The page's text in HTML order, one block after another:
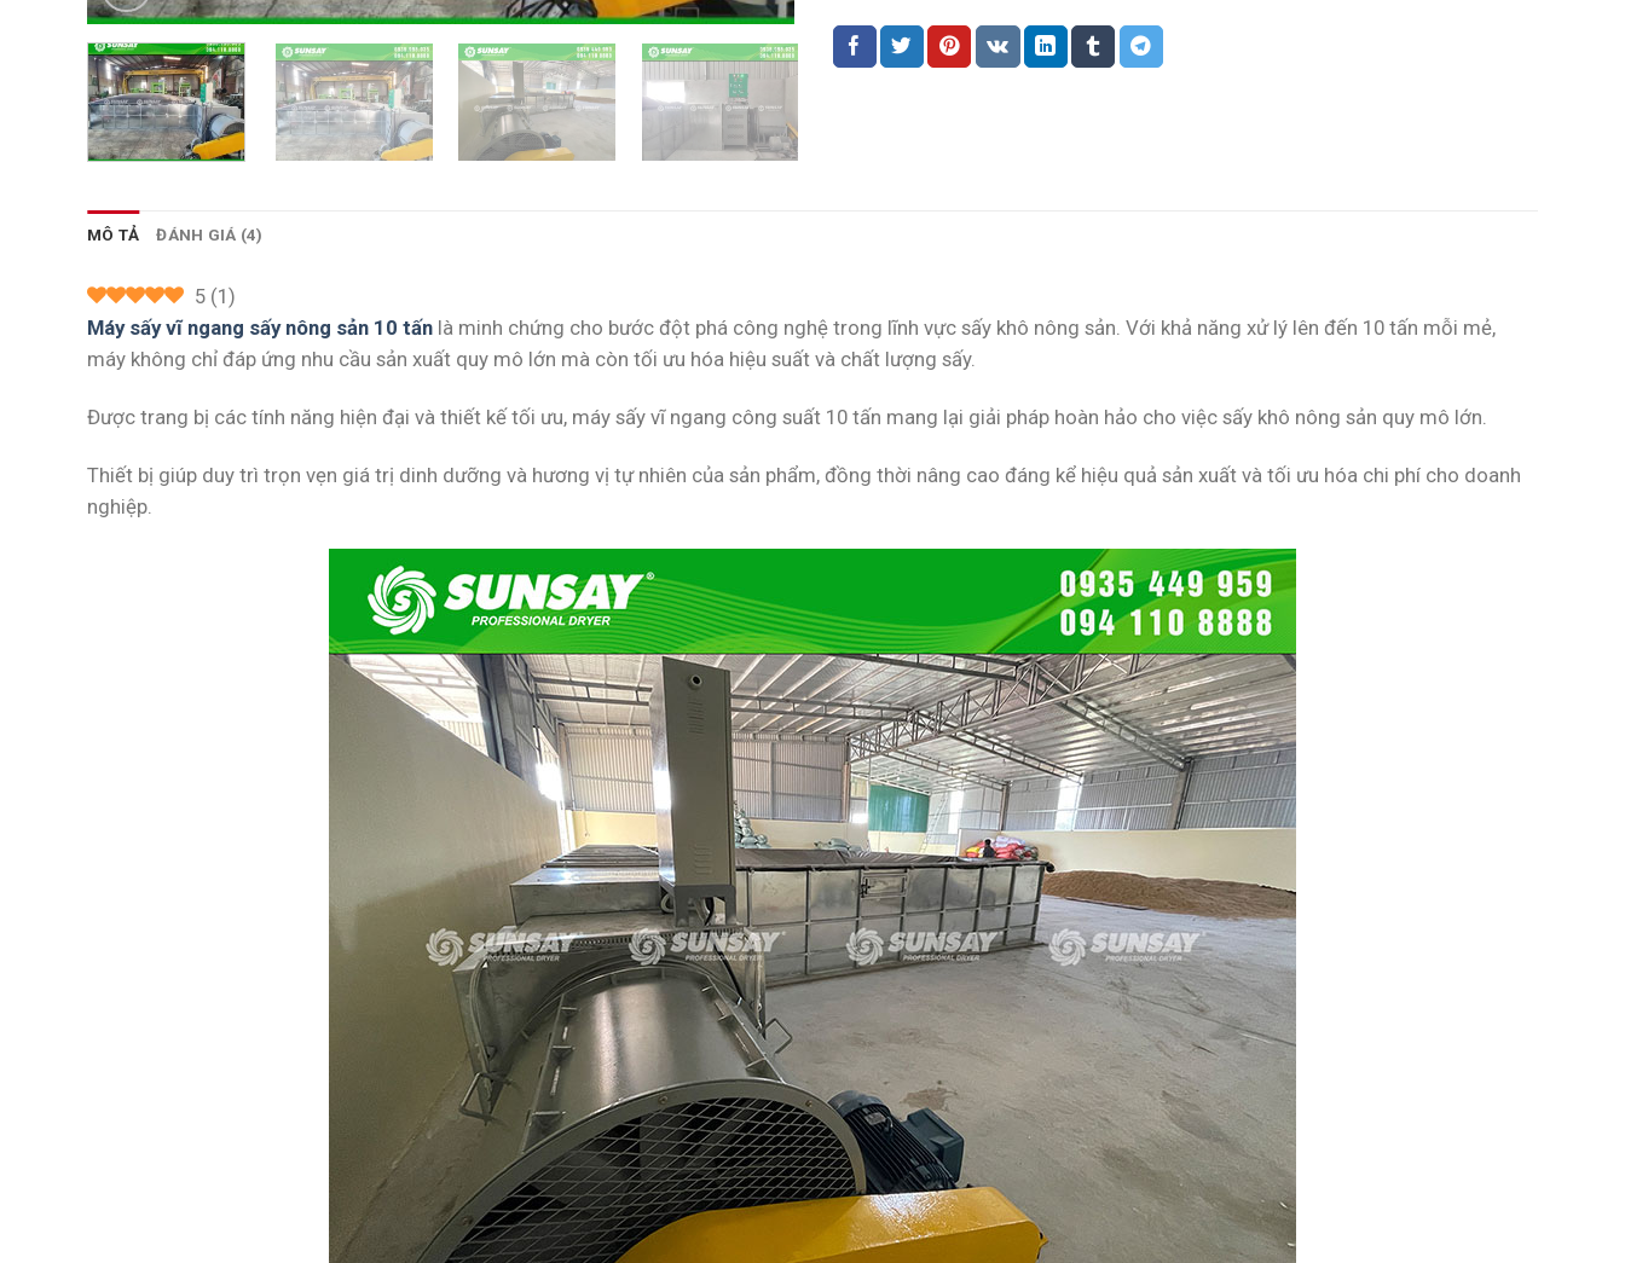
MÔ TẢ ĐÁNH GIÁ (4)
5 (1)
Máy sấy vĩ ngang sấy nông sản 10 tấn là minh chứng cho bước đột phá công nghệ trong lĩnh vực sấy khô nông sản. Với khả năng xử lý lên đến 10 tấn mỗi mẻ,
máy không chỉ đáp ứng nhu cầu sản xuất quy mô lớn mà còn tối ưu hóa hiệu suất và chất lượng sấy.
Được trang bị các tính năng hiện đại và thiết kế tối ưu, máy sấy vĩ ngang công suất 10 tấn mang lại giải pháp hoàn hảo cho việc sấy khô nông sản quy mô lớn.
Thiết bị giúp duy trì trọn vẹn giá trị dinh dưỡng và hương vị tự nhiên của sản phẩm, đồng thời nâng cao đáng kể hiệu quả sản xuất và tối ưu hóa chi phí cho doanh
nghiệp.